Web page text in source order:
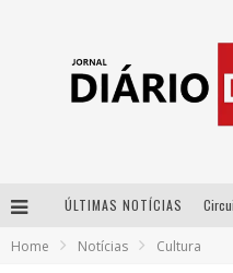
ÚLTIMAS NOTÍCIAS
Home Notícias Cultura